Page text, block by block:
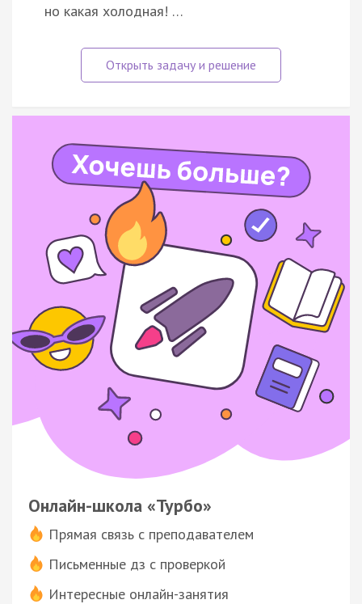
но какая холодная! …
Онлайн-школа «Турбо»
Прямая связь с преподавателем
Письменные дз с проверкой
Интересные онлайн-занятия